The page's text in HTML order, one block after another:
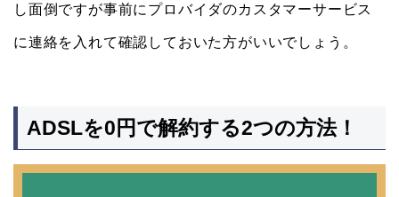
し面倒ですが事前にプロバイダのカスタマーサービス
に連絡を入れて確認しておいた方がいいでしょう。
ADSLを0円で解約する2つの方法！